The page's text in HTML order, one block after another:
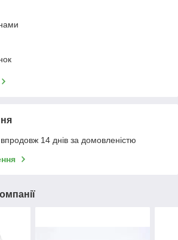
14 днів за домовленістю